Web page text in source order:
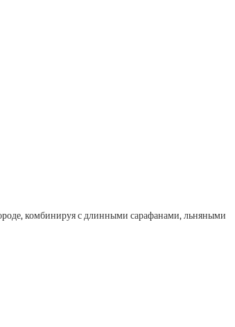
комбинируя с длинными сарафанами, льняными